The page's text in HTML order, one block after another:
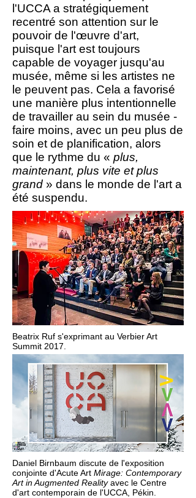
l'UCCA a stratégiquement
recentré son attention sur le
pouvoir de l'œuvre d'art,
puisque l'art est toujours
capable de voyager jusqu'au
musée, même si les artistes ne
le peuvent pas. Cela a favorisé
une manière plus intentionnelle
de travailler au sein du musée -
faire moins, avec un peu plus de
soin et de planification, alors
que le rythme du « plus,
maintenant, plus vite et plus
grand » dans le monde de l'art a
été suspendu.
Beatrix Ruf s'exprimant au Verbier Art
Summit 2017.
Daniel Birnbaum discute de l'exposition
conjointe d'Acute Art Mirage: Contemporary
Art in Augmented Realityavec le Centre
d'art contemporain de l'UCCA, Pékin.